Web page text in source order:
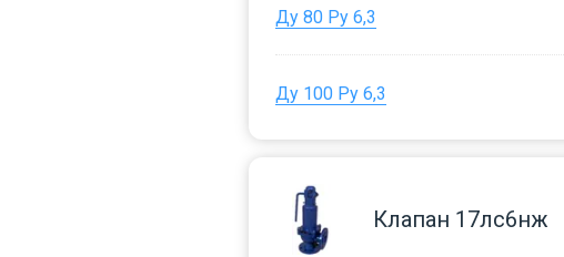
Ду 80 Ру 6,3
Ду 100 Ру 6,3
Клапан 17лс6нж